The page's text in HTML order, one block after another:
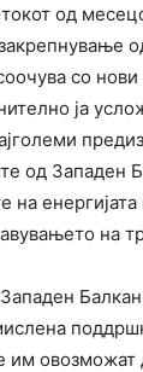
од
со
ја
од Западен
на
на
им овозможат